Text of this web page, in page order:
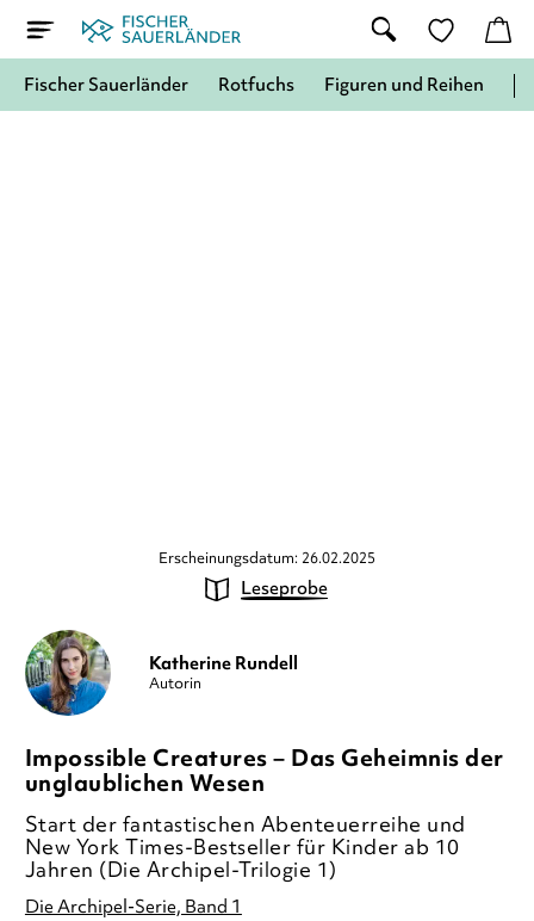
Fischer Sauerländer Rotfuchs Figuren und Reihen
Erscheinungsdatum: 26.02.2025
Leseprobe
Katherine Rundell
Autorin
Impossible Creatures – Das Geheimnis der
unglaublichen Wesen
Start der fantastischen Abenteuerreihe und
New York Times-Bestseller für Kinder ab 10
Jahren (Die Archipel-Trilogie 1)
Die Archipel-Serie, Band 1